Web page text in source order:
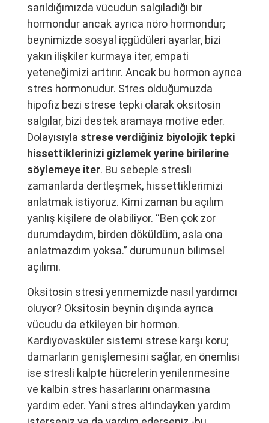
sarıldığımızda vücudun salgıladığı bir
hormondur ancak ayrıca nöro hormondur;
beynimizde sosyal içgüdüleri ayarlar, bizi
yakın ilişkiler kurmaya iter, empati
yeteneğimizi arttırır. Ancak bu hormon ayrıca
stres hormonudur. Stres olduğumuzda
hipofiz bezi strese tepki olarak oksitosin
salgılar, bizi destek aramaya motive eder.
Dolayısıyla strese verdiğiniz biyolojik tepki
hissettiklerinizi gizlemek yerine birilerine
söylemeye iter. Bu sebeple stresli
zamanlarda dertleşmek, hissettiklerimizi
anlatmak istiyoruz. Kimi zaman bu açılım
yanlış kişilere de olabiliyor. “Ben çok zor
durumdaydım, birden döküldüm, asla ona
anlatmazdım yoksa.” durumunun bilimsel
açılımı.
Oksitosin stresi yenmemizde nasıl yardımcı
oluyor? Oksitosin beynin dışında ayrıca
vücudu da etkileyen bir hormon.
Kardiyovasküler sistemi strese karşı koru;
damarların genişlemesini sağlar, en önemlisi
ise stresli kalpte hücrelerin yenilenmesine
ve kalbin stres hasarlarını onarmasına
yardım eder. Yani stres altındayken yardım